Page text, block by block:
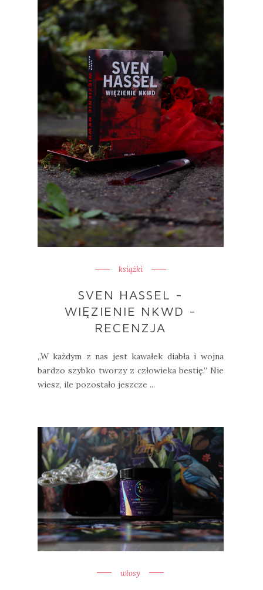
książki
SVEN HASSEL -
WIĘZIENIE NKWD -
RECENZJA
„W każdym z nas jest kawałek diabła i wojna
bardzo szybko tworzy z człowieka bestię.” Nie
wiesz, ile pozostało jeszcze ...
włosy